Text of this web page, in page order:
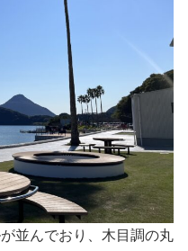
並んでおり、木目調の丸